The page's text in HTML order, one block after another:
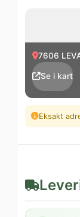
7606
Se i kart
Eksakt